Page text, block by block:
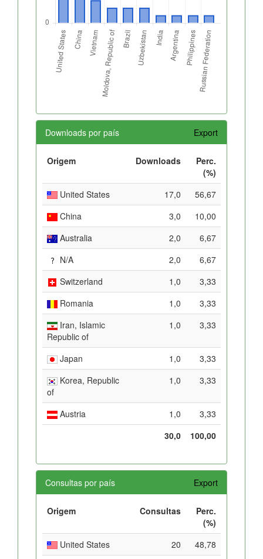
Downloads por país Export
Origem Downloads
Perc.
(%)
United States
17,0
56,67
China
3,0
10,00
Australia
2,0
6,67
N/A
2,0
6,67
Switzerland
1,0
3,33
Romania
1,0
3,33
Iran, Islamic
Republic of
1,0 3,33
Japan 1,0
3,33
Korea, Republic
of
1,0 3,33
Austria 1,0
3,33
30,0
100,00
Consultas por país Export
Origem Consultas
Perc.
(%)
United States
20
48,78